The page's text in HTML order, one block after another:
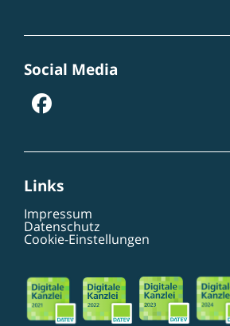
Social Media
Links
Impressum
Datenschutz
Cookie-Einstellungen